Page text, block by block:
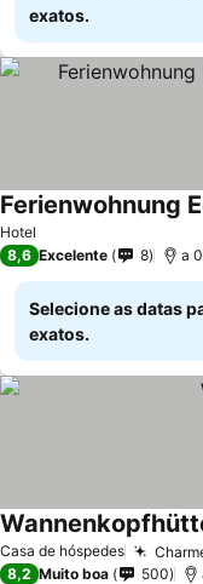
exatos.
Hotel
8,6 Excelente 8 a
Selecione as datas
exatos.
Casa de hóspedes
8,2 Muito boa 500